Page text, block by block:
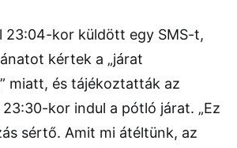
23:04-kor küldött egy SMS-t,
kértek a „járat
miatt, és tájékoztatták az
kor indul a pótló járat. „Ez
sértő. Amit mi átéltünk, az